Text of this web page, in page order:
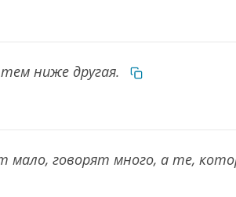
ниже другая.
говорят много, а те,